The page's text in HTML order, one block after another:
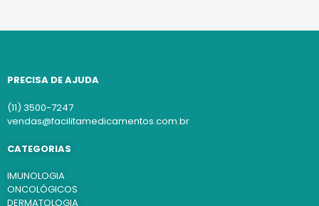
PRECISA DE AJUDA
(11) 3500-7247
vendas@facilitamedicamentos.com.br
CATEGORIAS
IMUNOLOGIA
ONCOLÓGICOS
DERMATOLOGIA